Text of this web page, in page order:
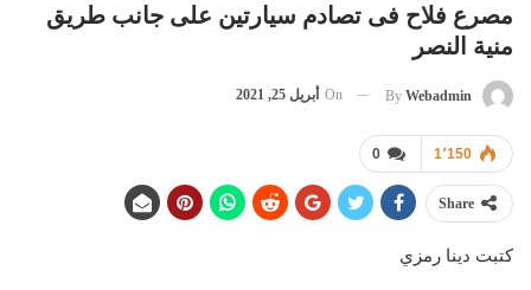
مصرع فلاح فى تصادم سيارتين على جانب طريق
منية النصر
By Webadmin
On أبريل 25, 2021
0 1٬150
Share
كتبت دينا رمزي